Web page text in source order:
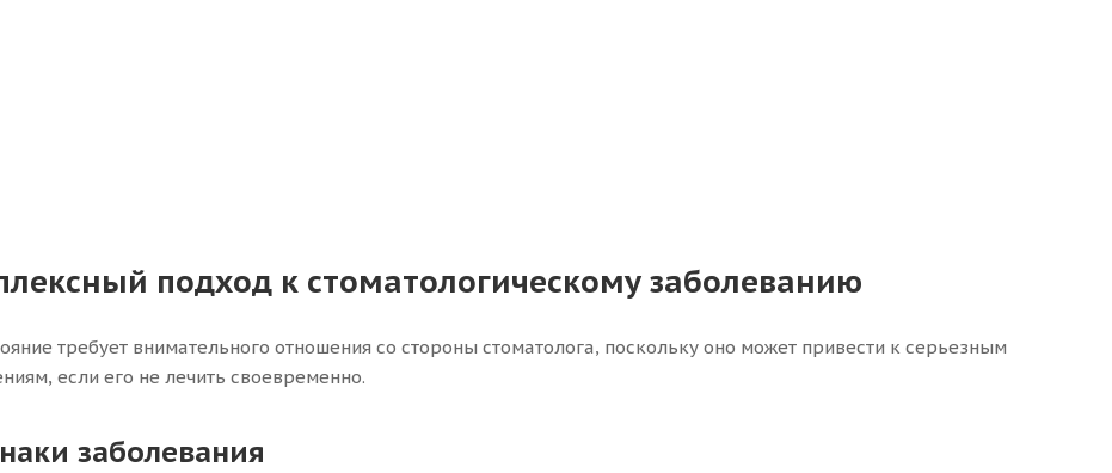
подход к стоматологическому заболеванию
требует внимательного отношения со стороны стоматолога, поскольку оно может привести к серьезным
если его не лечить своевременно.
заболевания